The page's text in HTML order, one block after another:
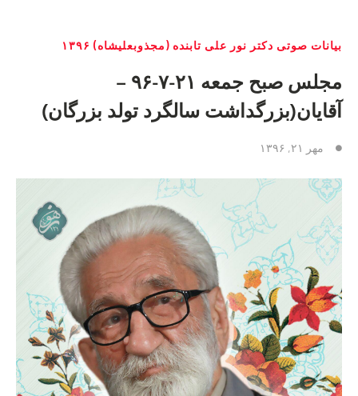
بیانات صوتی دکتر نور علی تابنده (مجذوبعلیشاه) ۱۳۹۶
مجلس صبح جمعه ٢١-٧-٩۶ –
آقایان(بزرگداشت سالگرد تولد بزرگان)
مهر ۲۱, ۱۳۹۶